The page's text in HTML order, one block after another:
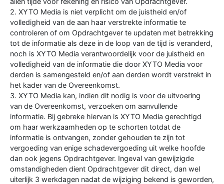
2. XYTO Media is niet verplicht om de juistheid en/of
volledigheid van de aan haar verstrekte informatie te
controleren of om Opdrachtgever te updaten met betrekking
tot de informatie als deze in de loop van de tijd is veranderd,
noch is XYTO Media verantwoordelijk voor de juistheid en
volledigheid van de informatie die door XYTO Media voor
derden is samengesteld en/of aan derden wordt verstrekt in
het kader van de Overeenkomst.
3. XYTO Media kan, indien dit nodig is voor de uitvoering
van de Overeenkomst, verzoeken om aanvullende
informatie. Bij gebreke hiervan is XYTO Media gerechtigd
om haar werkzaamheden op te schorten totdat de
informatie is ontvangen, zonder gehouden te zijn tot
vergoeding van enige schadevergoeding uit welke hoofde
dan ook jegens Opdrachtgever. Ingeval van gewijzigde
omstandigheden dient Opdrachtgever dit direct, dan wel
uiterlijk 3 werkdagen nadat de wijziging bekend is geworden,